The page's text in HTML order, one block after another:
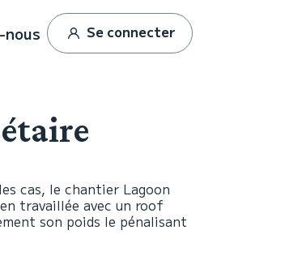
Se connecter
cas, le chantier Lagoon
travaillée avec un roof
son poids le pénalisant